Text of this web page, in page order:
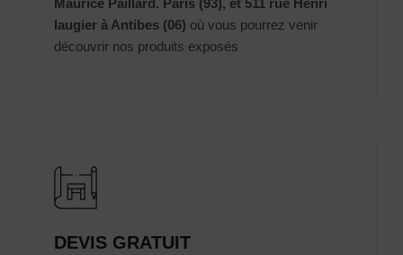
laugier à Antibes (06) où vous pourrez venir
découvrir nos produits exposés
DEVIS GRATUIT